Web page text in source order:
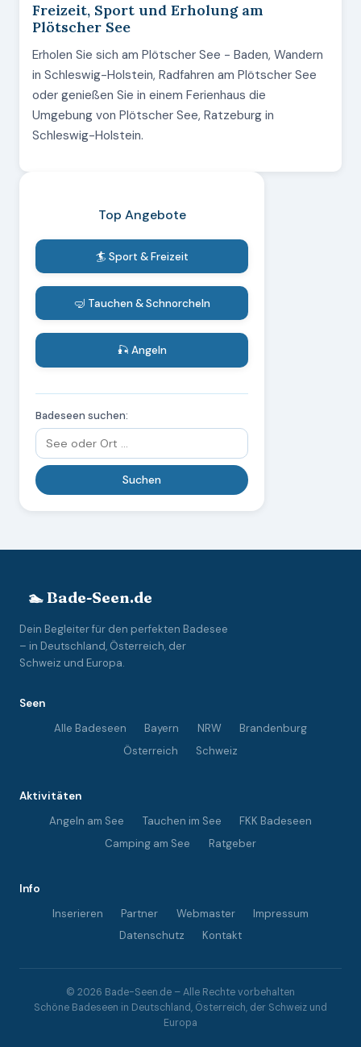
Freizeit, Sport und Erholung am
Plötscher See
Erholen Sie sich am Plötscher See - Baden, Wandern
in Schleswig-Holstein, Radfahren am Plötscher See
oder genießen Sie in einem Ferienhaus die
Umgebung von Plötscher See, Ratzeburg in
Schleswig-Holstein.
Top Angebote
🏄 Sport & Freizeit
🤿 Tauchen & Schnorcheln
🎣 Angeln
Badeseen suchen:
🏊 Bade-Seen.de
Dein Begleiter für den perfekten Badesee
– in Deutschland, Österreich, der
Schweiz und Europa.
Seen
Alle Badeseen
Bayern NRW
Brandenburg
Österreich
Schweiz
Aktivitäten
Angeln am See
Tauchen im See
FKK Badeseen
Camping am See
Ratgeber
Info
Inserieren
Partner Webmaster
Impressum
Datenschutz
Kontakt
© 2026 Bade-Seen.de – Alle Rechte vorbehalten
Schöne Badeseen in Deutschland, Österreich, der Schweiz und
Europa